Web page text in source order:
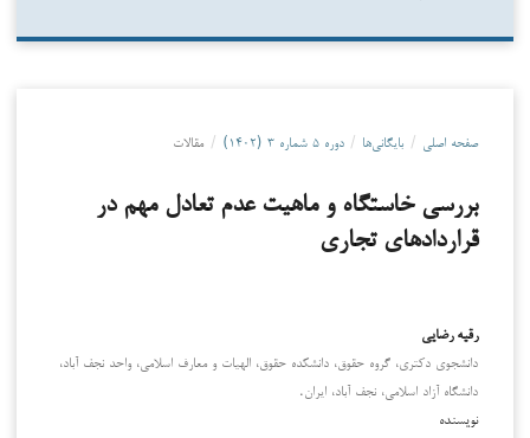
صفحه اصلی / بایگانی‌ها / دوره ۵ شماره ۳ (۱۴۰۲) / مقالات
بررسی خاستگاه و ماهیت عدم تعادل مهم در
قراردادهای تجاری
رقیه رضایی
دانشجوی دکتری، گروه حقوق، دانشکده حقوق، الهیات و معارف اسلامی، واحد نجف آباد،
دانشگاه آزاد اسلامی، نجف آباد، ایران.
نویسنده